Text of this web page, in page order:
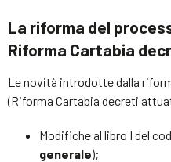
La riforma del
Riforma Cartabia
Le novità introdotte dalla
(Riforma Cartabia decreti
Modifiche al libro I del
generale);